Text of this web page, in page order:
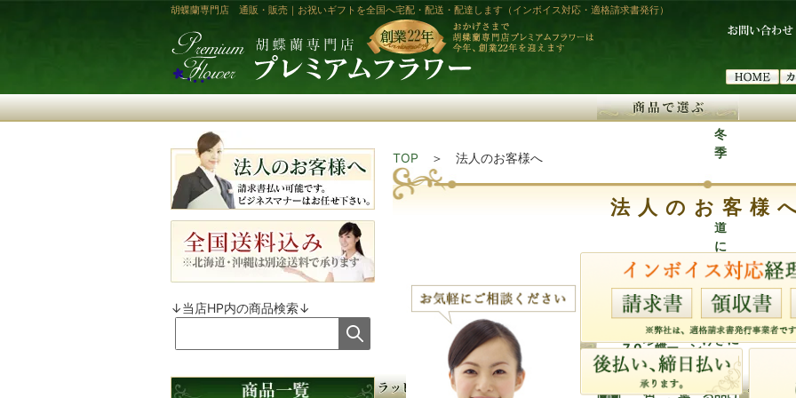
胡蝶蘭専門店 通販・販売｜お祝いギフトを全国へ宅配・配送・配達します（インボイス対応・適格請求書発行）
〜1
〜
1.7
〜2 〜3
50,
胡
蝶
蘭
胡
蝶
蘭
胡
蝶
7
本
胡
蝶
蘭
0
本
立
珍
し
い
色
胡
蝶
蘭
ミ
ハ
ー
ト
胡
観
葉
タ
ン
ド
当
日
お
届
け
で
き
る
冬
季
北
海
道
に
お
届
け
で
き
る
商
品
沖
縄
に
お
届
け
TOP ＞ 法人のお客様へ
法人のお客様
↓当店HP内の商品検索↓
商品カテゴリ